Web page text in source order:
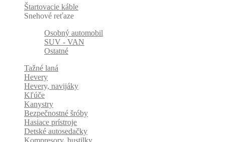
Štartovacie káble
Snehové reťaze
Osobný automobil
SUV - VAN
Ostatné
Tažné laná
Hevery
Hevery, navijáky
Kľúče
Kanystry
Bezpečnostné šróby
Hasiace prístroje
Detské autosedačky
Kompresory, hustilky